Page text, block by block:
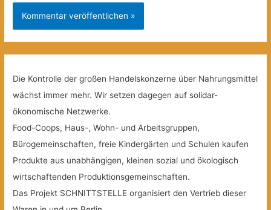
Die Kontrolle der großen Handelskonzerne über Nahrungsmittel
wächst immer mehr. Wir setzen dagegen auf solidar-
ökonomische Netzwerke.
Food-Coops, Haus-, Wohn- und Arbeitsgruppen,
Bürogemeinschaften, freie Kindergärten und Schulen kaufen
Produkte aus unabhängigen, kleinen sozial und ökologisch
wirtschaftenden Produktionsgemeinschaften.
Das Projekt SCHNITTSTELLE organisiert den Vertrieb dieser